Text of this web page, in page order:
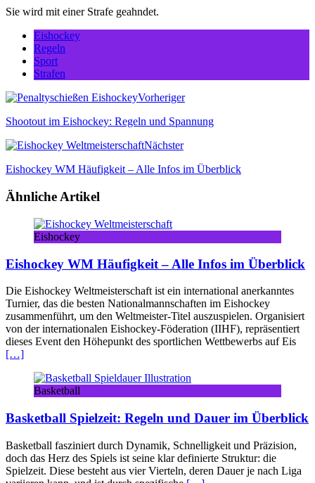
Sie wird mit einer Strafe geahndet.
Eishockey
Regeln
Sport
Strafen
Vorheriger
Shootout im Eishockey: Regeln und Spannung
Nächster
Eishockey WM Häufigkeit – Alle Infos im Überblick
Ähnliche Artikel
Eishockey
Eishockey WM Häufigkeit – Alle Infos im Überblick
Die Eishockey Weltmeisterschaft ist ein international anerkanntes
Turnier, das die besten Nationalmannschaften im Eishockey
zusammenführt, um den Weltmeister-Titel auszuspielen. Organisiert
von der internationalen Eishockey-Föderation (IIHF), repräsentiert
dieses Event den Höhepunkt des sportlichen Wettbewerbs auf Eis
[…]
Basketball
Basketball Spielzeit: Regeln und Dauer im Überblick
Basketball fasziniert durch Dynamik, Schnelligkeit und Präzision,
doch das Herz des Spiels ist seine klar definierte Struktur: die
Spielzeit. Diese besteht aus vier Vierteln, deren Dauer je nach Liga